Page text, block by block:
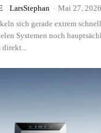
LarsStephan - Mai 27, 2026
sich gerade extrem
Systemen noch